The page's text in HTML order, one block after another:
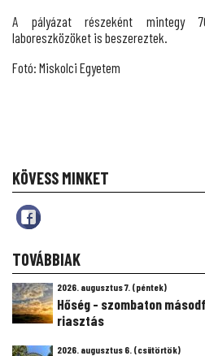
A pályázat részeként mintegy
laboreszközöket is beszereztek.
Fotó: Miskolci Egyetem
KÖVESS MINKET
TOVÁBBIAK
2026. augusztus 7. (péntek)
Hőség - szombaton
riasztás
2026. augusztus 6. (csütörtök)